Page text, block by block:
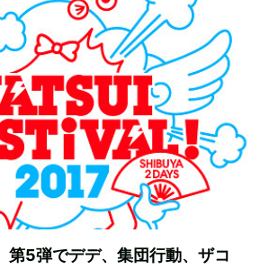
第5弾でデデ、集団行動、ザコ